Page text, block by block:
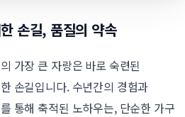
손길, 품질의 약속
가장 큰 자랑은 바로 숙련된
손길입니다. 수년간의 경험과
통해 축적된 노하우는, 단순한 가구